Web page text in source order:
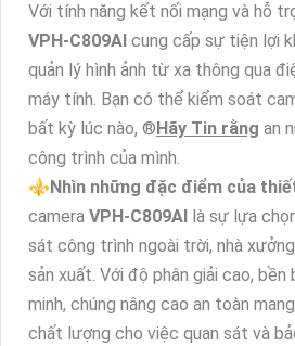
Với tính năng kết nối mạng và hỗ
VPH-C809AI cung cấp sự tiện lợi
quản lý hình ảnh từ xa thông qua
máy tính. Bạn có thể kiểm soát
bất kỳ lúc nào, ®️ Hãy Tin rằng an
công trình của mình.
⚜️ Nhìn những đặc điểm của
camera VPH-C809AI
là sự lựa
sát công trình ngoài trời, nhà
sản xuất. Với độ phân giải cao,
minh, chúng nâng cao an toàn
chất lượng cho việc quan sát và